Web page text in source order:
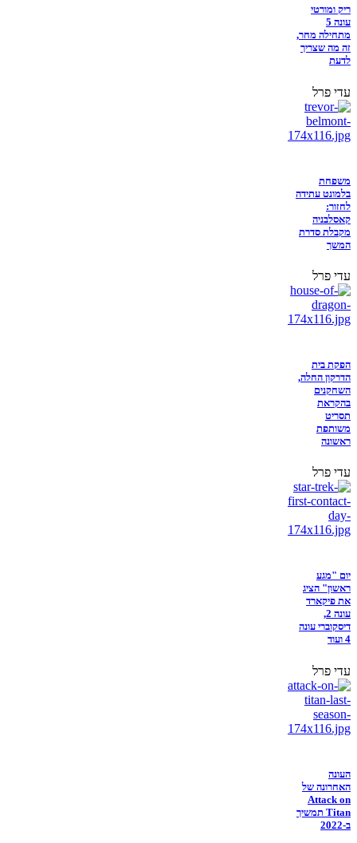
ריק ומורטי
עונה 5
מתחילה מחר,
זה מה שצריך
לדעת
עדי פרל
משפחת
בלמונט עתידה
לחזור:
קאסלבניה
מקבלת סדרת
המשך
עדי פרל
הפקת בית
הדרקון החלה,
השחקנים
בהקראת
תסריט
משותפת
ראשונה
עדי פרל
יום "מגע
ראשון" הציג
את פיקארד
עונה 2,
דיסקוברי עונה
4 ועוד
עדי פרל
העונה
האחרונה של
Attack on
Titan תמשיך
ב-2022